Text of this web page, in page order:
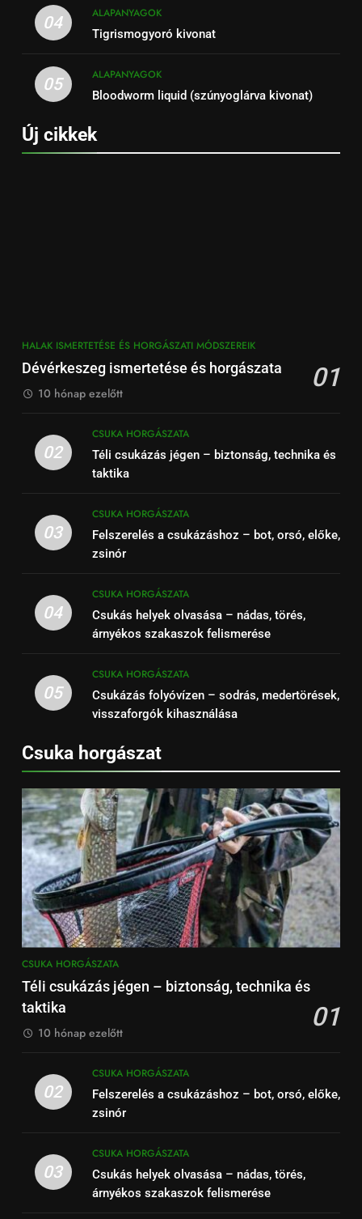
04
ALAPANYAGOK
Tigrismogyoró kivonat
05
ALAPANYAGOK
Bloodworm liquid (szúnyoglárva kivonat)
Új cikkek
HALAK ISMERTETÉSE ÉS HORGÁSZATI MÓDSZEREIK
Dévérkeszeg ismertetése és horgászata 01
10 hónap ezelőtt
02
CSUKA HORGÁSZATA
Téli csukázás jégen – biztonság, technika és
taktika
03
CSUKA HORGÁSZATA
Felszerelés a csukázáshoz – bot, orsó, előke,
zsinór
04
CSUKA HORGÁSZATA
Csukás helyek olvasása – nádas, törés,
árnyékos szakaszok felismerése
05
CSUKA HORGÁSZATA
Csukázás folyóvízen – sodrás, medertörések,
visszaforgók kihasználása
Csuka horgászat
CSUKA HORGÁSZATA
Téli csukázás jégen – biztonság, technika és
taktika
01
10 hónap ezelőtt
02
CSUKA HORGÁSZATA
Felszerelés a csukázáshoz – bot, orsó, előke,
zsinór
03
CSUKA HORGÁSZATA
Csukás helyek olvasása – nádas, törés,
árnyékos szakaszok felismerése